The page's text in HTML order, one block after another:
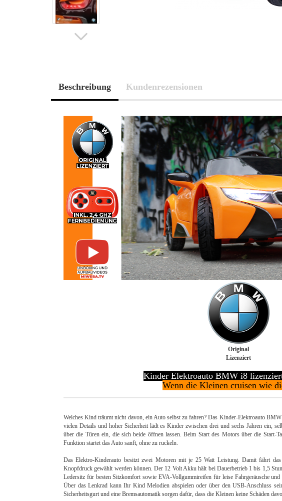
Beschreibung Kundenrezensionen
Original
Lizenziert
Kinder Elektroauto BMW i8
Wenn die Kleinen cruisen wie
Welches Kind träumt nicht davon, ein Auto selbst zu fahren? Das Kinder-Elektroauto
vielen Details und hoher Sicherheit lädt es Kinder zwischen drei und sechs Jahren ein,
über die Türen ein, die sich beide öffnen lassen. Beim Start des Motors über die Start-
Funktion startet das Auto sanft, ohne zu ruckeln.
Das Elektro-Kinderauto besitzt zwei Motoren mit je 25 Watt Leistung. Damit fährt
Knopfdruck gewählt werden können. Der 12 Volt Akku hält bei Dauerbetrieb 1 bis 1,5
Ledersitz für besten Sitzkomfort sowie EVA-Vollgummireifen für leise Fahrgeräusche
Über das Lenkrad kann Ihr Kind Melodien abspielen oder über den USB-Anschluss
Sicherheitsgurt und eine Bremsautomatik sorgen dafür, dass die Kleinen keine Schäden